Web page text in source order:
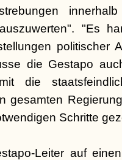
"Es
politischer
die Gestapo
die
gesamten
Schritte
Leiter auf